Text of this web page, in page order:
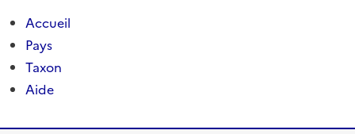
Accueil
Pays
Taxon
Aide